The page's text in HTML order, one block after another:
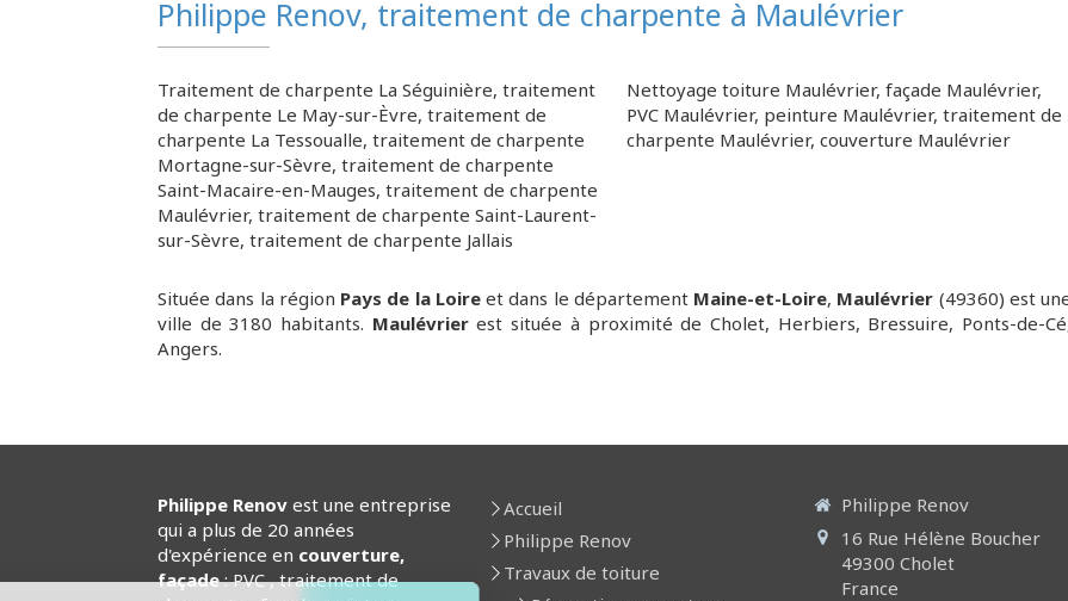
Philippe Renov, traitement de charpente à Maulévrier
Traitement de charpente La Séguinière, traitement
de charpente Le May-sur-Èvre, traitement de
charpente La Tessoualle, traitement de charpente
Mortagne-sur-Sèvre, traitement de charpente
Saint-Macaire-en-Mauges, traitement de charpente
Maulévrier, traitement de charpente Saint-Laurent-
sur-Sèvre, traitement de charpente Jallais
Nettoyage toiture Maulévrier, façade Maulévrier,
PVC Maulévrier, peinture Maulévrier, traitement de
charpente Maulévrier, couverture Maulévrier
Située dans la région Pays de la Loireet dans le département Maine-et-Loire, Maulévrier (49360) est
ville de 3180 habitants. Maulévrierest située à proximité de Cholet, Herbiers, Bressuire, Ponts-de-
Angers.
Philippe Renov est une entreprise
qui a plus de 20 années
d'expérience en couverture,
façade: PVC , traitement de
Accueil
Philippe Renov
Travaux de toiture
Philippe Renov
16 Rue Hélène Boucher
49300 Cholet
France